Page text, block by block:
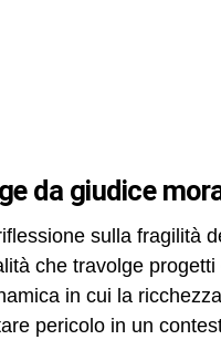
da giudice
sulla fragilità
che travolge
in cui la
pericolo in un